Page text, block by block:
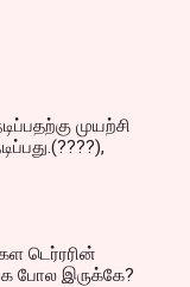
முயற்சி
டெர்ரரின்
போல இருக்கே?